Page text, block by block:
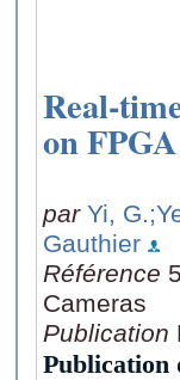
Real-
on FPGA
par Yi, G.
Gauthier
Référence
Cameras
Publication
Publication